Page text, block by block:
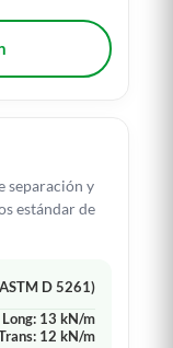
separación y
estándar de
D 5261)
Long: 13 kN/m
12 kN/m